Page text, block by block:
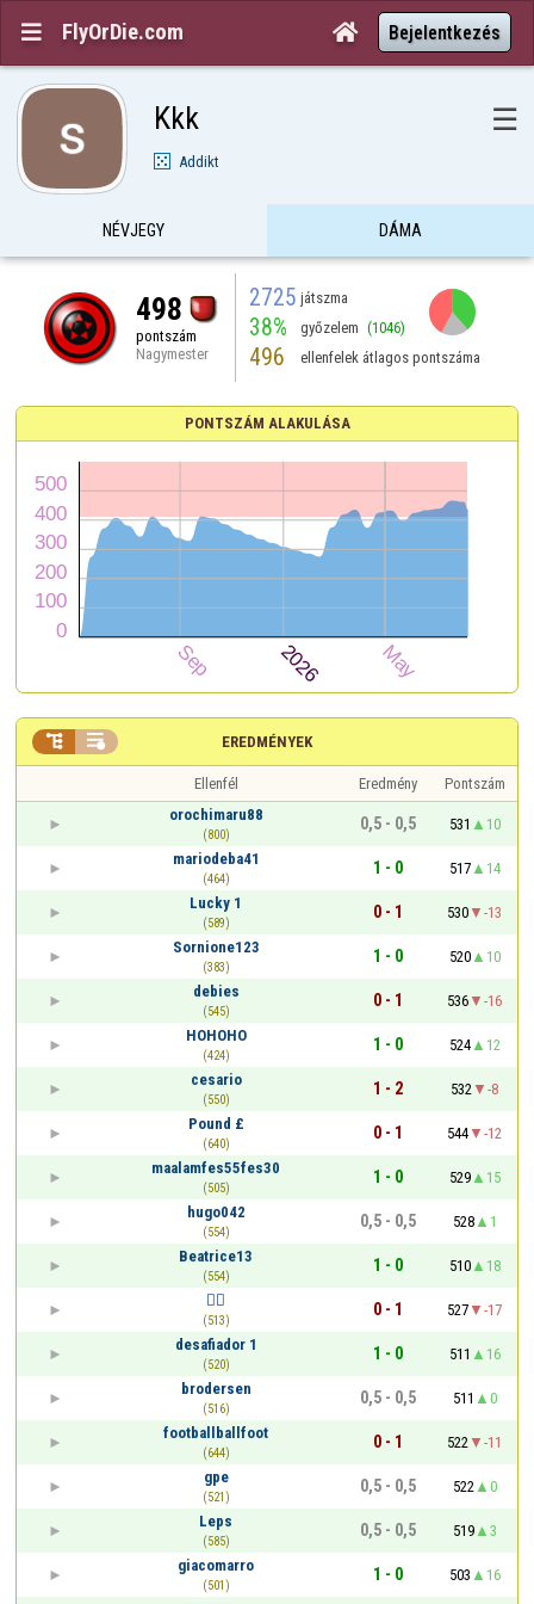
 FlyOrDie.com  Bejelentkezés
Kkk ☰
Addikt
NÉVJEGY DÁMA
498
pontszám
Nagymester
2725 játszma
38% győzelem (1046)
496 ellenfelek átlagos pontszáma
PONTSZÁM ALAKULÁSA
EREDMÉNYEK
 
Ellenfél Eredmény
Pontszám
orochimaru88
(800)
0,5 - 0,5 531
10
mariodeba41
(464)
1 - 0 517
14
Lucky 1
(589)
0 - 1 530
-13
Sornione123
(383)
1 - 0 520
10
debies
(545)
0 - 1 536
-16
HOHOHO
(424)
1 - 0 524
12
cesario
(550)
1 - 2 532
-8
Pound £
(640)
0 - 1 544
-12
maalamfes55fes30
(505)
1 - 0 529
15
hugo042
(554)
0,5 - 0,5 528
1
Beatrice13
(554)
1 - 0 510
18
🏴‍☠️
(513)
0 - 1 527
-17
desafiador 1
(520)
1 - 0 511
16
brodersen
(516)
0,5 - 0,5 511
0
footballballfoot
(644)
0 - 1 522
-11
gpe
(521)
0,5 - 0,5 522
0
Leps
(585)
0,5 - 0,5 519
3
giacomarro
(501)
1 - 0 503
16